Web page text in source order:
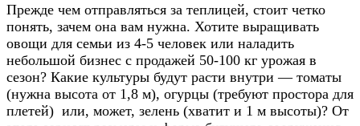
Прежде чем отправляться за теплицей, стоит четко
понять, зачем она вам нужна. Хотите выращивать
овощи для семьи из 4-5 человек или наладить
небольшой бизнес с продажей 50-100 кг урожая в
сезон? Какие культуры будут расти внутри — томаты
(нужна высота от 1,8 м), огурцы (требуют простора для
плетей) или, может, зелень (хватит и 1 м высоты)? От